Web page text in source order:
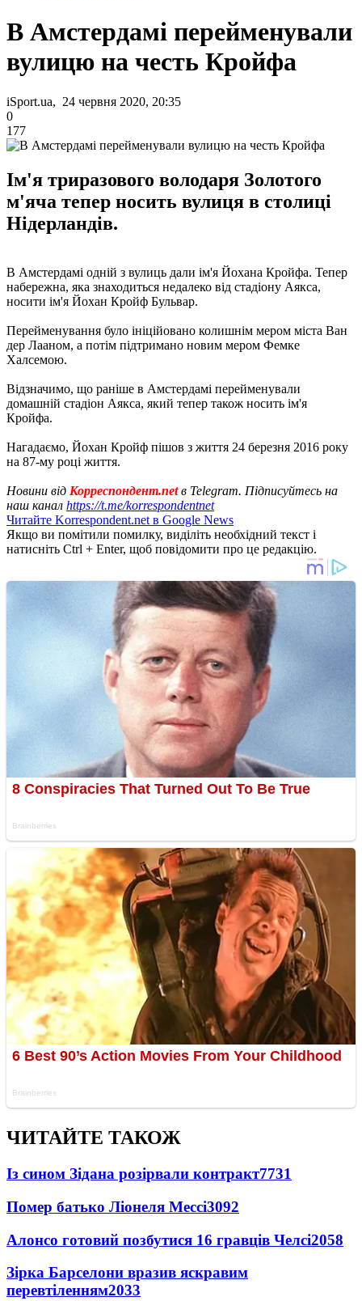
В Амстердамі перейменували
вулицю на честь Кройфа
iSport.ua, 24 червня 2020, 20:35
0
177
Ім'я триразового володаря Золотого
м'яча тепер носить вулиця в столиці
Нідерландів.
В Амстердамі одній з вулиць дали ім'я Йохана Кройфа. Тепер
набережна, яка знаходиться недалеко від стадіону Аякса,
носити ім'я Йохан Кройф Бульвар.
Перейменування було ініційовано колишнім мером міста Ван
дер Лааном, а потім підтримано новим мером Фемке
Халсемою.
Відзначимо, що раніше в Амстердамі перейменували
домашній стадіон Аякса, який тепер також носить ім'я
Кройфа.
Нагадаємо, Йохан Кройф пішов з життя 24 березня 2016 року
на 87-му році життя.
Новини від Корреспондент.netв Telegram. Підписуйтесь на
наш канал https://t.me/korrespondentnet
Читайте Korrespondent.net в Google News
Якщо ви помітили помилку, виділіть необхідний текст і
натисніть Ctrl + Enter, щоб повідомити про це редакцію.
ЧИТАЙТЕ ТАКОЖ
Із сином Зідана розірвали контракт7731
Помер батько Ліонеля Мессі3092
Алонсо готовий позбутися 16 гравців Челсі2058
Зірка Барселони вразив яскравим
перевтіленням2033